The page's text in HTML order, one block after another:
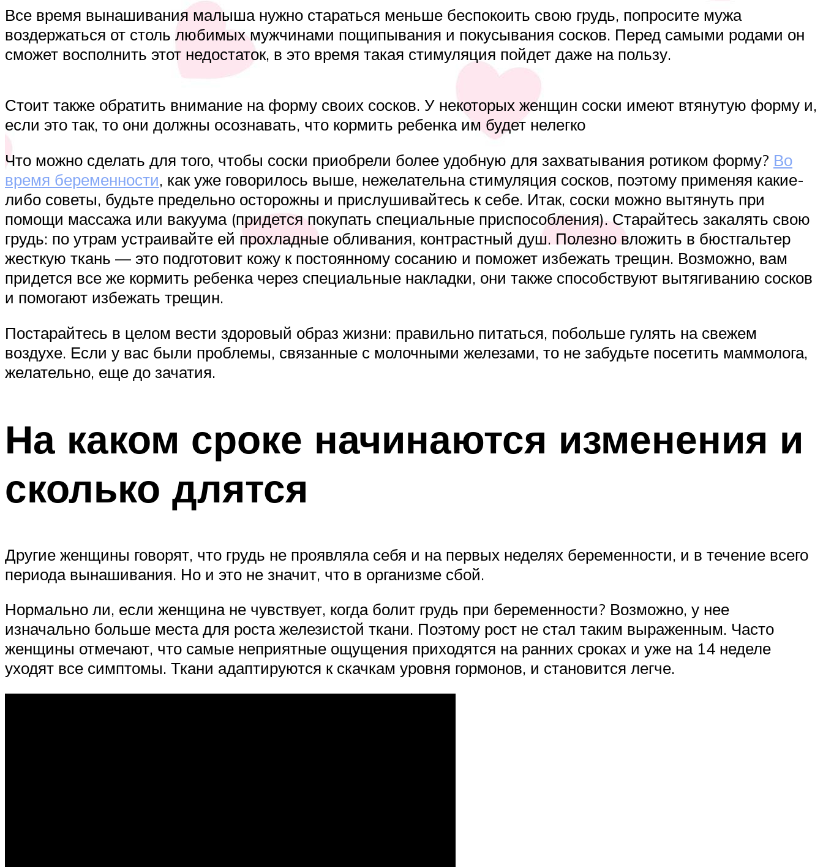
Все время вынашивания малыша нужно стараться меньше беспокоить свою грудь, попросите мужа
воздержаться от столь любимых мужчинами пощипывания и покусывания сосков. Перед самыми родами он
сможет восполнить этот недостаток, в это время такая стимуляция пойдет даже на пользу.
Стоит также обратить внимание на форму своих сосков. У некоторых женщин соски имеют втянутую форму и,
если это так, то они должны осознавать, что кормить ребенка им будет нелегко
Что можно сделать для того, чтобы соски приобрели более удобную для захватывания ротиком форму? Во
время беременности, как уже говорилось выше, нежелательна стимуляция сосков, поэтому применяя какие-
либо советы, будьте предельно осторожны и прислушивайтесь к себе. Итак, соски можно вытянуть при
помощи массажа или вакуума (придется покупать специальные приспособления). Старайтесь закалять свою
грудь: по утрам устраивайте ей прохладные обливания, контрастный душ. Полезно вложить в бюстгальтер
жесткую ткань — это подготовит кожу к постоянному сосанию и поможет избежать трещин. Возможно, вам
придется все же кормить ребенка через специальные накладки, они также способствуют вытягиванию сосков
и помогают избежать трещин.
Постарайтесь в целом вести здоровый образ жизни: правильно питаться, побольше гулять на свежем
воздухе. Если у вас были проблемы, связанные с молочными железами, то не забудьте посетить маммолога,
желательно, еще до зачатия.
На каком сроке начинаются изменения и
сколько длятся
Другие женщины говорят, что грудь не проявляла себя и на первых неделях беременности, и в течение всего
периода вынашивания. Но и это не значит, что в организме сбой.
Нормально ли, если женщина не чувствует, когда болит грудь при беременности? Возможно, у нее
изначально больше места для роста железистой ткани. Поэтому рост не стал таким выраженным. Часто
женщины отмечают, что самые неприятные ощущения приходятся на ранних сроках и уже на 14 неделе
уходят все симптомы. Ткани адаптируются к скачкам уровня гормонов, и становится легче.